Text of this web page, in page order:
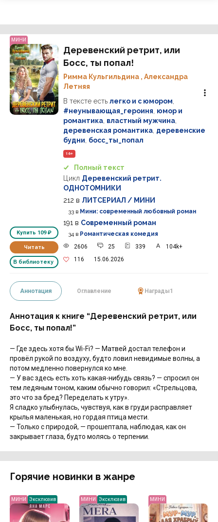
МИНИ
Купить 109 ₽
Читать
В библиотеку
Деревенский ретрит, или
Босс, ты попал!
Римма Кульгильдина , Александра
Летняя
В тексте есть легко и с юмором
#неунывающая_героиня юмор и
романтика властный мужчина
деревенская романтика деревенские
будни босс_ты_попал
16+
Полный текст
Цикл Деревенский ретрит.
ОДНОТОМНИКИ
212 в ЛИТСЕРИАЛ / МИНИ
33 в Мини: современный любовный роман
191 в Современный роман
34 в Романтическая комедия
2606
25 339
104k+
116
15.06.2026
Аннотация Оглавление Награды1
Аннотация к книге “Деревенский ретрит, или
Босс, ты попал!”
— Где здесь хотя бы Wi-Fi? — Матвей достал телефон и
провёл рукой по воздуху, будто ловил невидимые волны, а
потом медленно повернулся ко мне.
— У вас здесь есть хоть какая-нибудь связь? — спросил он
тем ледяным тоном, каким обычно говорил: «Стрельцова,
это что за бред? Переделать к утру».
Я сладко улыбнулась, чувствуя, как в груди расправляет
крылья маленькая, но гордая птица мести.
— Только с природой, — прошептала, наблюдая, как он
закрывает глаза, будто молясь о терпении.
Горячие новинки в жанре
МИНИ Эксклюзив МИНИ Эксклюзив МИНИ